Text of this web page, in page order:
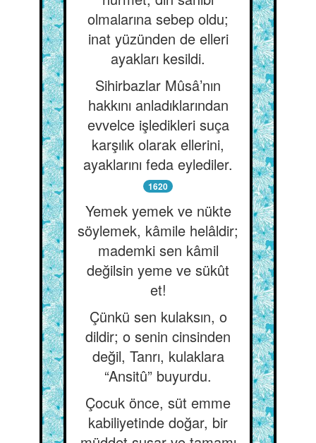
olmalarına sebep oldu;
inat yüzünden de elleri
ayakları kesildi.
Sihirbazlar Mûsâ’nın
hakkını anladıklarından
evvelce işledikleri suça
karşılık olarak ellerini,
ayaklarını feda eylediler.
1620
Yemek yemek ve nükte
söylemek, kâmile helâldir;
mademki sen kâmil
değilsin yeme ve sükût
et!
Çünkü sen kulaksın, o
dildir; o senin cinsinden
değil, Tanrı, kulaklara
“Ansitû” buyurdu.
Çocuk önce, süt emme
kabiliyetinde doğar, bir